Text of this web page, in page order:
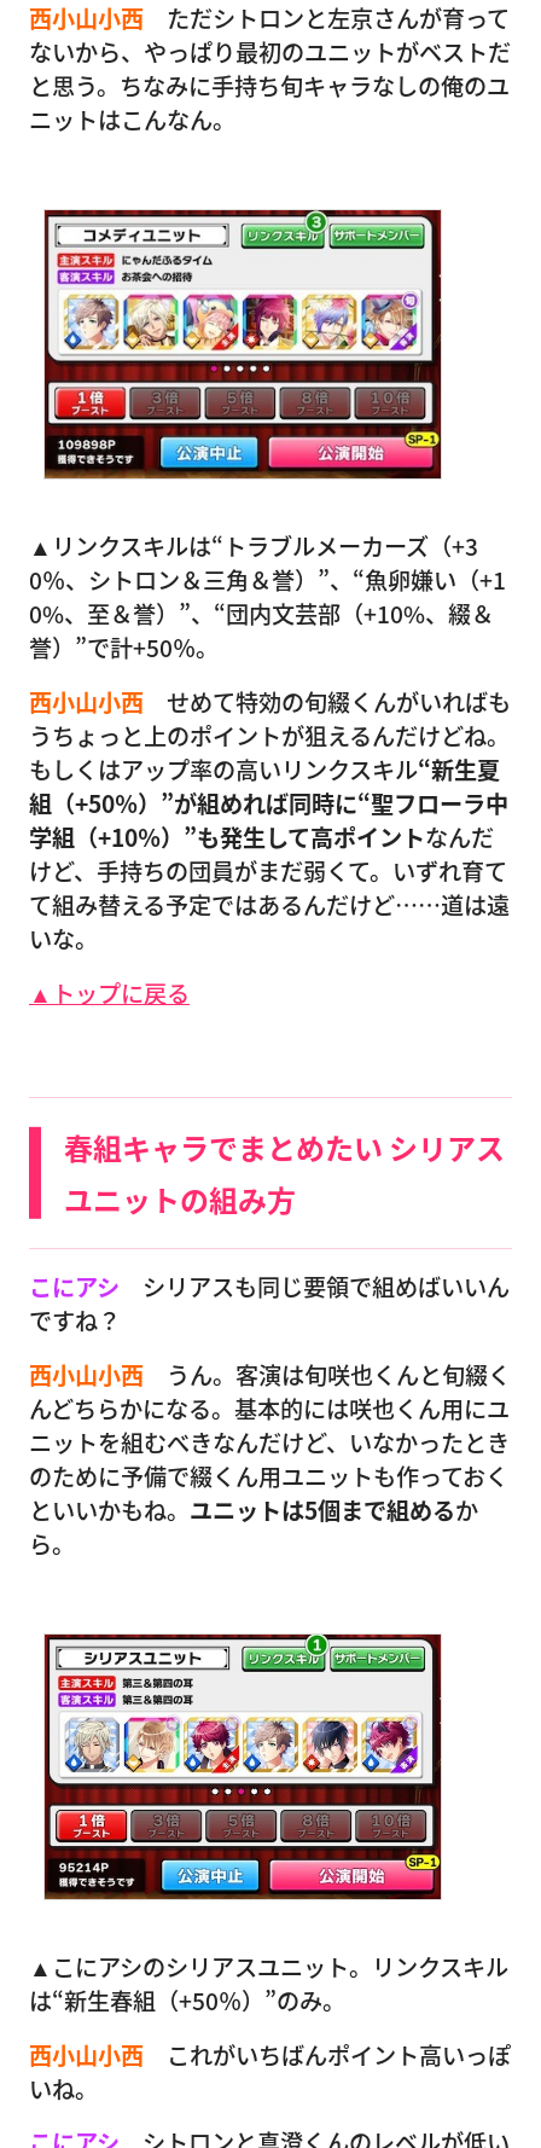
西小山小西 ただシトロンと左京さんが育って
ないから、やっぱり最初のユニットがベストだ
と思う。ちなみに手持ち旬キャラなしの俺のユ
ニットはこんなん。
▲リンクスキルは“トラブルメーカーズ（+3
0％、シトロン＆三角＆誉）”、“魚卵嫌い（+1
0%、至＆誉）”、“団内文芸部（+10%、綴＆
誉）”で計+50％。
西小山小西 せめて特効の旬綴くんがいればも
うちょっと上のポイントが狙えるんだけどね。
もしくはアップ率の高いリンクスキル“新生夏
組（+50％）”が組めれば同時に“聖フローラ中
学組（+10％）”も発生して高ポイントなんだ
けど、手持ちの団員がまだ弱くて。いずれ育て
て組み替える予定ではあるんだけど……道は遠
いな。
▲トップに戻る
春組キャラでまとめたい シリアス
ユニットの組み方
こにアシ シリアスも同じ要領で組めばいいん
ですね？
西小山小西 うん。客演は旬咲也くんと旬綴く
んどちらかになる。基本的には咲也くん用にユ
ニットを組むべきなんだけど、いなかったとき
のために予備で綴くん用ユニットも作っておく
といいかもね。 ユニットは5個まで組めるか
ら。
▲こにアシのシリアスユニット。リンクスキル
は“新生春組（+50％）”のみ。
西小山小西 これがいちばんポイント高いっぽ
いね。